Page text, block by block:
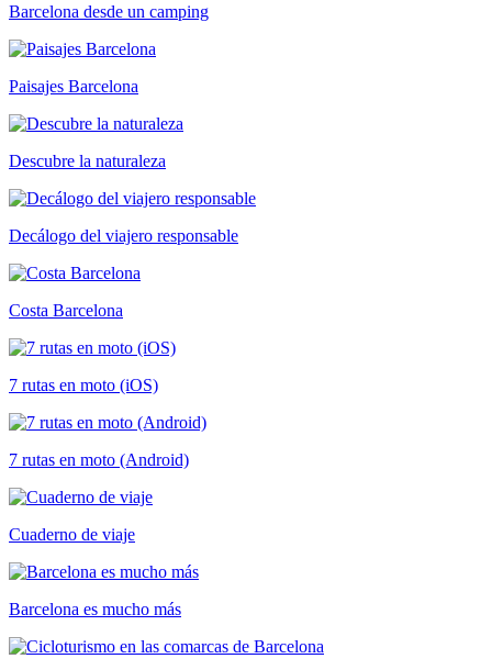
Barcelona desde un camping
Paisajes Barcelona
Descubre la naturaleza
Decálogo del viajero responsable
Costa Barcelona
7 rutas en moto (iOS)
7 rutas en moto (Android)
Cuaderno de viaje
Barcelona es mucho más